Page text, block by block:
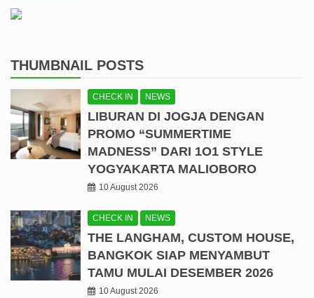
THUMBNAIL POSTS
CHECK IN NEWS
LIBURAN DI JOGJA DENGAN
PROMO “SUMMERTIME
MADNESS” DARI 1O1 STYLE
YOGYAKARTA MALIOBORO
10 August 2026
CHECK IN NEWS
THE LANGHAM, CUSTOM HOUSE,
BANGKOK SIAP MENYAMBUT
TAMU MULAI DESEMBER 2026
10 August 2026